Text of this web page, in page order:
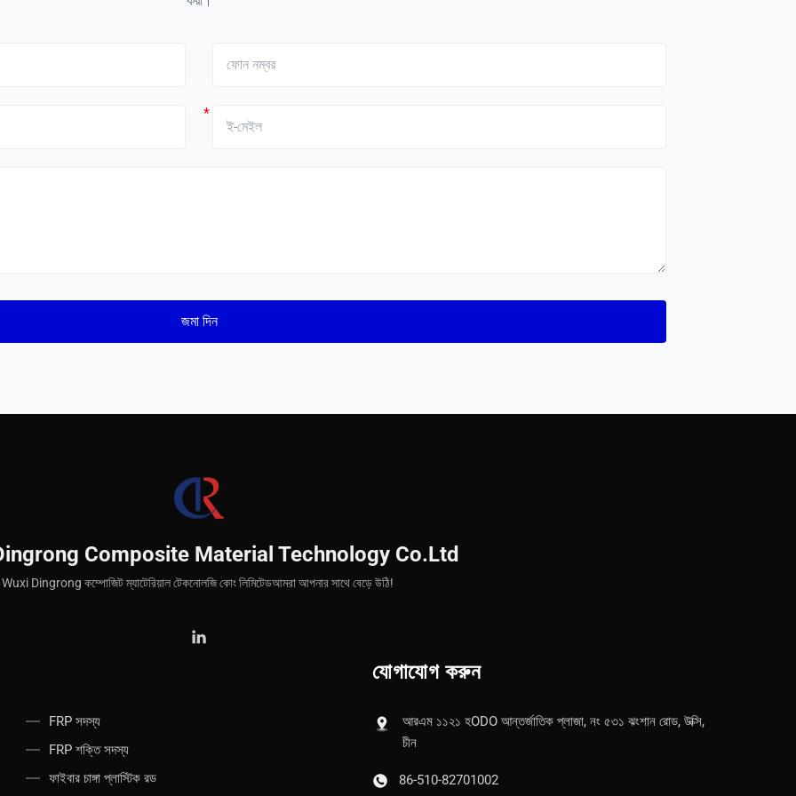
*
Composite Material Technology Co.Ltd
Wuxi Dingrong কম্পোজিট ম্যাটেরিয়াল টেকনোলজি কোং লিমিটেডআমরা আপনার সাথে বেড়ে উঠি!
FRP সদস্য
FRP শক্তি সদস্য
ফাইবার চাঙ্গা প্লাস্টিক রড
যোগাযোগ করুন
আরএম ১১২১ হODO আন্তর্জাতিক প্লাজা, নং ৫৩১ ঝংশান রোড, উক্সি,
চীন
86-510-82701002